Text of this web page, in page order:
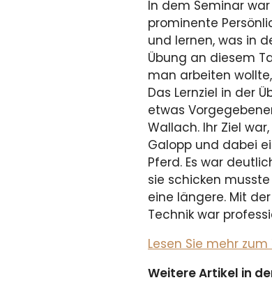
In dem Seminar
prominente
und lernen, was in
Übung an diesem
man arbeiten
Das Lernziel in der
etwas
Wallach. Ihr Ziel
Galopp und dabei
Pferd. Es war
sie schicken
eine längere. Mit
Technik war
Lesen Sie mehr
Weitere Artikel in